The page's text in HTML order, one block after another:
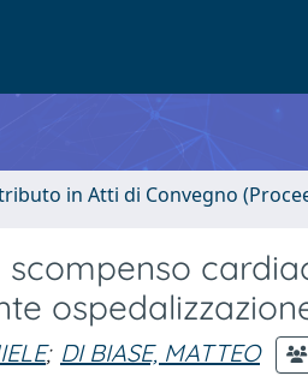
in Atti di Convegno
scompenso
; DI BIASE, MATTEO